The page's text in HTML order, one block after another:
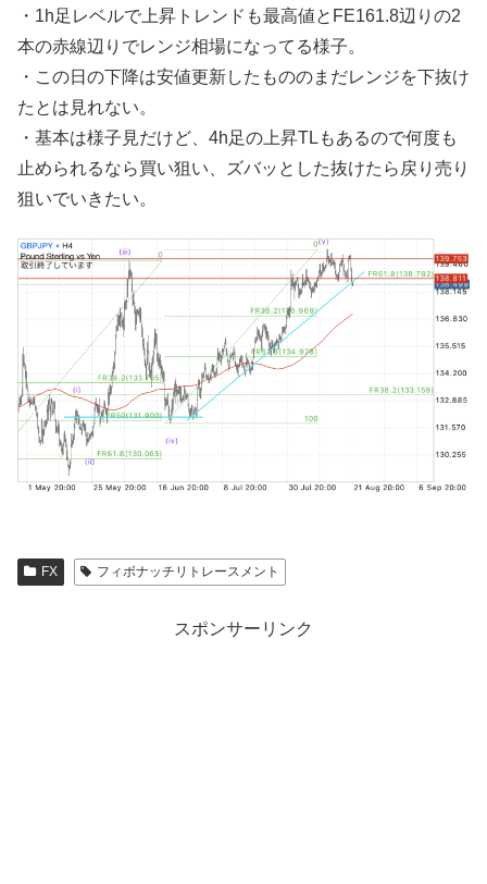
・1h足レベルで上昇トレンドも最高値とFE161.8辺りの2
本の赤線辺りでレンジ相場になってる様子。
・この日の下降は安値更新したもののまだレンジを下抜け
たとは見れない。
・基本は様子見だけど、4h足の上昇TLもあるので何度も
止められるなら買い狙い、ズバッとした抜けたら戻り売り
狙いでいきたい。
FX フィボナッチリトレースメント
スポンサーリンク